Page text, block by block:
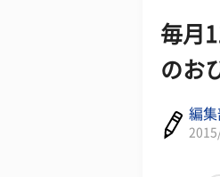
毎月
のお
編集